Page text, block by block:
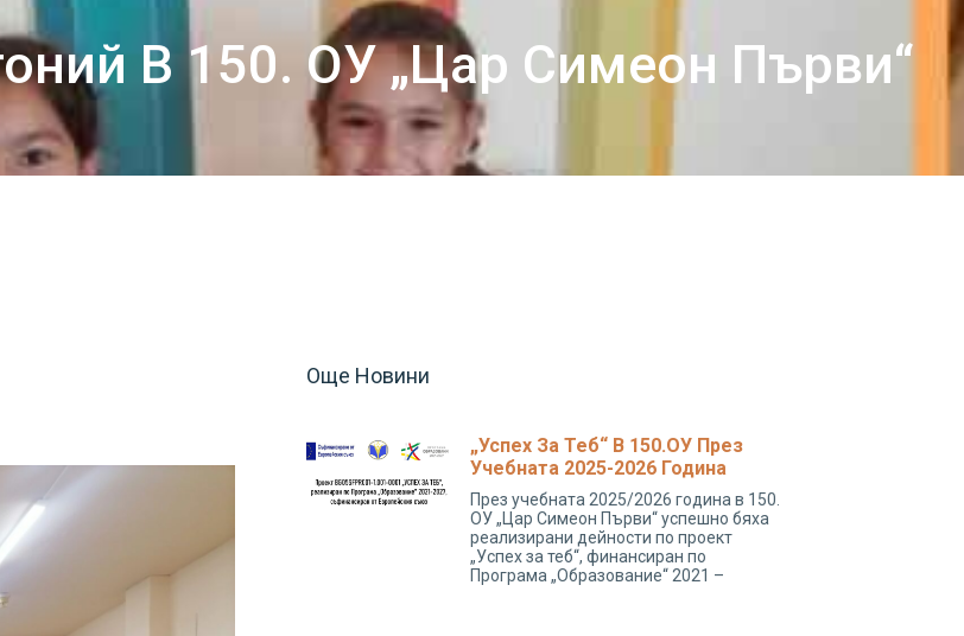
В 150. ОУ „Цар Симеон Първи“
Още Новини
„Успех За Теб“ В 150.ОУ През
Учебната 2025-2026 Година
През учебната 2025/2026 година в 150.
ОУ „Цар Симеон Първи“ успешно бяха
реализирани дейности по проект
„Успех за теб“, финансиран по
Програма „Образование“ 2021 –